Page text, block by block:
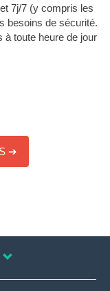
7j/7 (y compris les
besoins de sécurité.
à toute heure de jour
➔